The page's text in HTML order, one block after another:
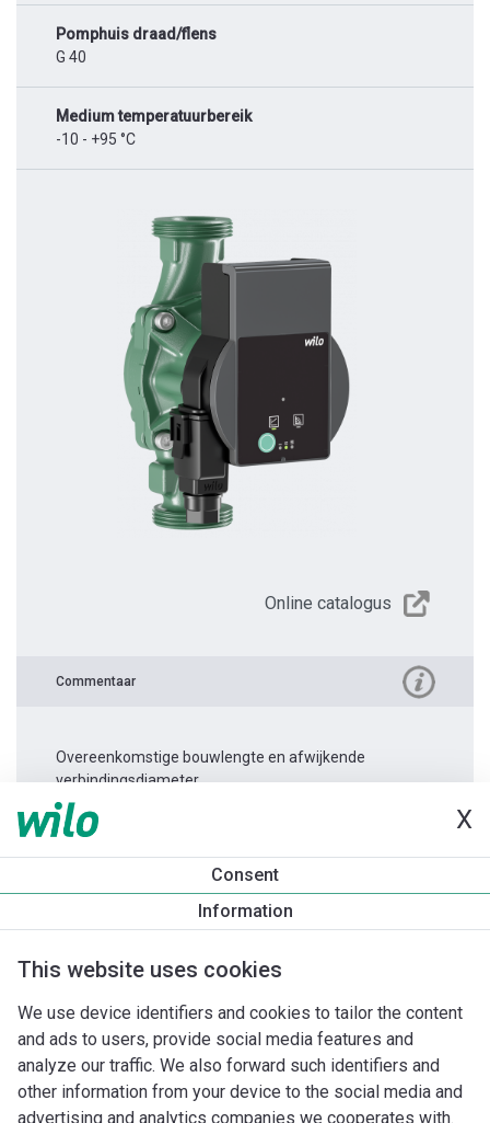
X
Consent
Information
This website uses cookies
We use device identifiers and cookies to tailor the content
and ads to users, provide social media features and
analyze our traffic. We also forward such identifiers and
other information from your device to the social media and
advertising and analytics companies we cooperates with.
Pomphuis draad/flens
G 40
Medium temperatuurbereik
-10 - +95 °C
Online catalogus
Commentaar
Overeenkomstige bouwlengte en afwijkende
verbindingsdiameter.
Productinformatie